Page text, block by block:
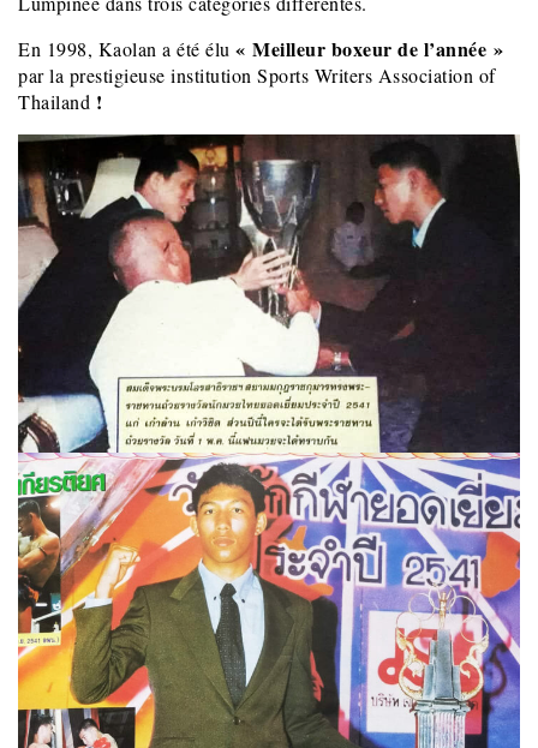
En 1998, Kaolan a été élu « Meilleur boxeur de l’année »
par la prestigieuse institution Sports Writers Association of
Thailand !